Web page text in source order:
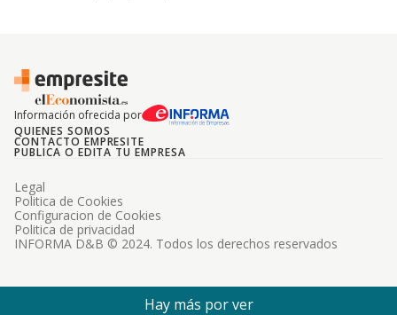
Información ofrecida por
QUIENES SOMOS
CONTACTO EMPRESITE
PUBLICA O EDITA TU EMPRESA
INFORMA D&B © 2024. Todos los derechos reservados
Legal
Politica de Cookies
Configuracion de Cookies
Politica de privacidad
Hay más por ver